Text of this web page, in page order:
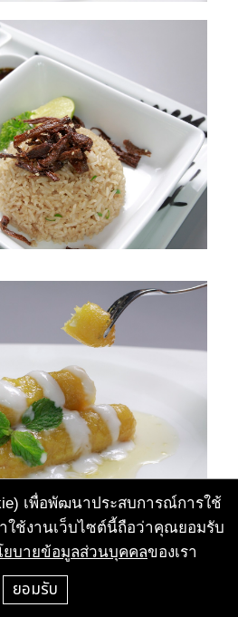
เพื่อพัฒนาประสบการณ์การใช้
ใช้งานเว็บไซต์นี้ถือว่าคุณยอมรับ
ยบายข้อมูลส่วนบุคคลของเรา
ยอมรับ